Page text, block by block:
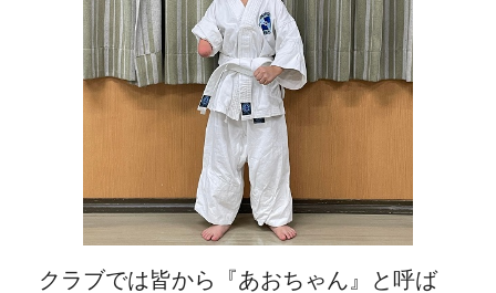
クラブでは皆から『あおちゃん』と呼ば